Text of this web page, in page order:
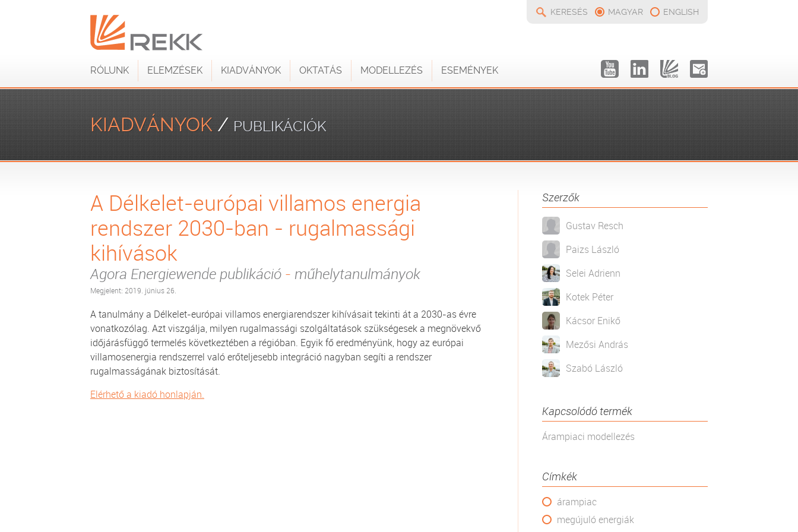
KERESÉS MAGYAR ENGLISH
RÓLUNK ELEMZÉSEK KIADVÁNYOK OKTATÁS MODELLEZÉS ESEMÉNYEK
KIADVÁNYOK / PUBLIKÁCIÓK
A Délkelet-európai villamos energia
rendszer 2030-ban - rugalmassági
kihívások
Agora Energiewende publikáció - műhelytanulmányok
Megjelent: 2019. június 26.
A tanulmány a Délkelet-európai villamos energiarendszer kihívásait tekinti át a 2030-as évre
vonatkozólag. Azt viszgálja, milyen rugalmassági szolgáltatások szükségesek a megnövekvő
időjárásfüggő termelés következtében a régióban. Egyik fő eredményünk, hogy az európai
villamosenergia rendszerrel való erőteljesebb integráció nagyban segíti a rendszer
rugalmasságának biztosítását.
Elérhető a kiadó honlapján.
Szerzők
Gustav Resch
Paizs László
Selei Adrienn
Kotek Péter
Kácsor Enikő
Mezősi András
Szabó László
Kapcsolódó termék
Árampiaci modellezés
Címkék
árampiac
megújuló energiák